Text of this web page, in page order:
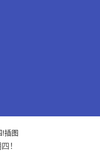
！